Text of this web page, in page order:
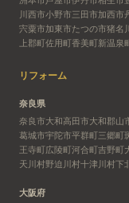
川西市小野市三田市加西市
宍粟市加東市たつの市猪名
上郡町佐用町香美町新温泉
リフォーム
奈良県
奈良市大和高田市大和郡山
葛城市宇陀市平群町三郷町
王寺町広陵町河合町吉野町
天川村野迫川村十津川村下
大阪府